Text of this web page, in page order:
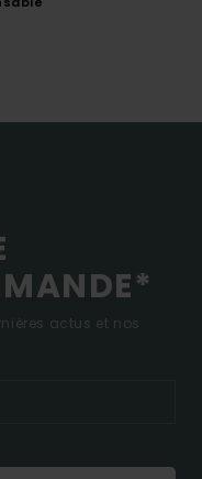
actus et nos